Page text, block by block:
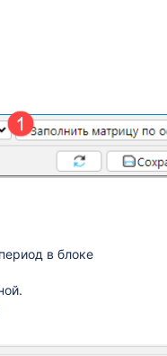
в блоке